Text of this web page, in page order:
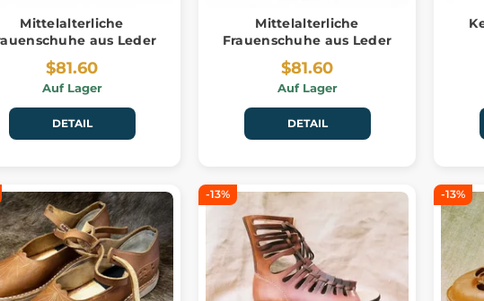
Mittelalterliche
aus Leder
$81.60
Auf Lager
DETAIL
Mittelalterliche
Frauenschuhe aus Leder
$81.60
Auf Lager
DETAIL
-13% -13%